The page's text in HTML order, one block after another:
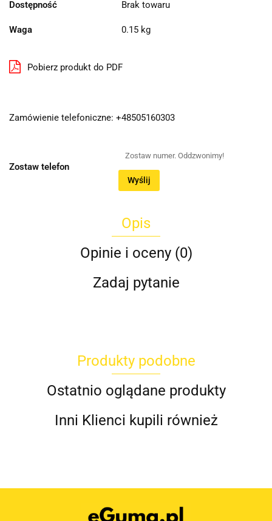
Dostępność Brak towaru
Waga 0.15 kg
Pobierz produkt do PDF
Zamówienie telefoniczne: +48505160303
Zostaw telefon
Wyślij
Opis
Opinie i oceny (0)
Zadaj pytanie
Produkty podobne
Ostatnio oglądane produkty
Inni Klienci kupili również